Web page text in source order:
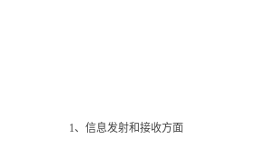
1、信息发射和接收方面